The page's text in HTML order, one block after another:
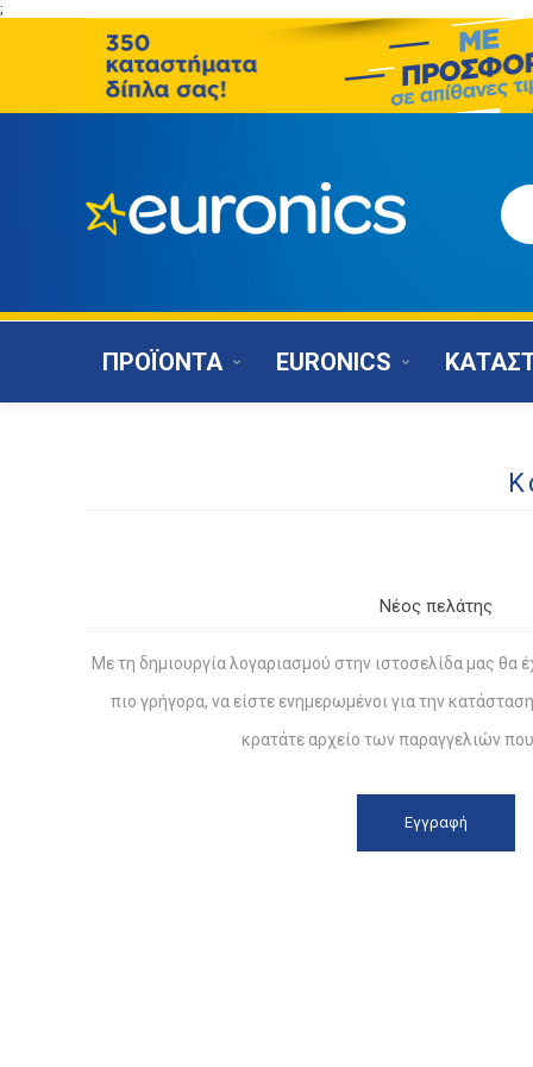
;
ΠΡΟΪΟΝΤΑ EURONICS
Νέος πελάτης
Με τη δημιουργία λογαριασμού στην ιστοσελίδα μας θα
πιο γρήγορα, να είστε ενημερωμένοι για την
κρατάτε αρχείο των παραγγελιών που